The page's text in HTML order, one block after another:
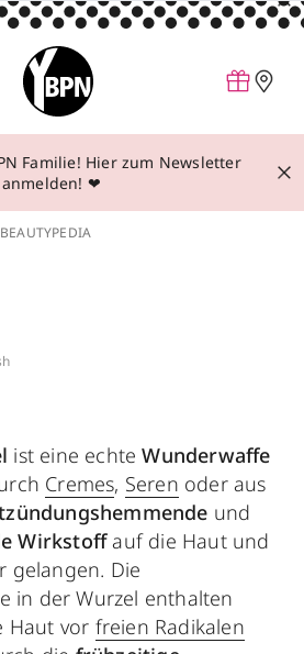
Familie! Hier zum Newsletter
anmelden! ❤
BEAUTYPEDIA
ist eine echteWunderwaffe
Cremes, Seren oder aus
und
Wirkstoffauf die Haut und
gelangen. Die
in der Wurzel enthalten
Haut vor freien Radikalen